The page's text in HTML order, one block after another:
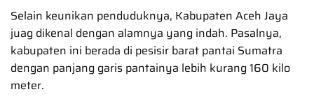
Selain keunikan penduduknya, Kabupaten Aceh Jaya
juag dikenal dengan alamnya yang indah. Pasalnya,
kabupaten ini berada di pesisir barat pantai Sumatra
dengan panjang garis pantainya lebih kurang 160 kilo
meter.